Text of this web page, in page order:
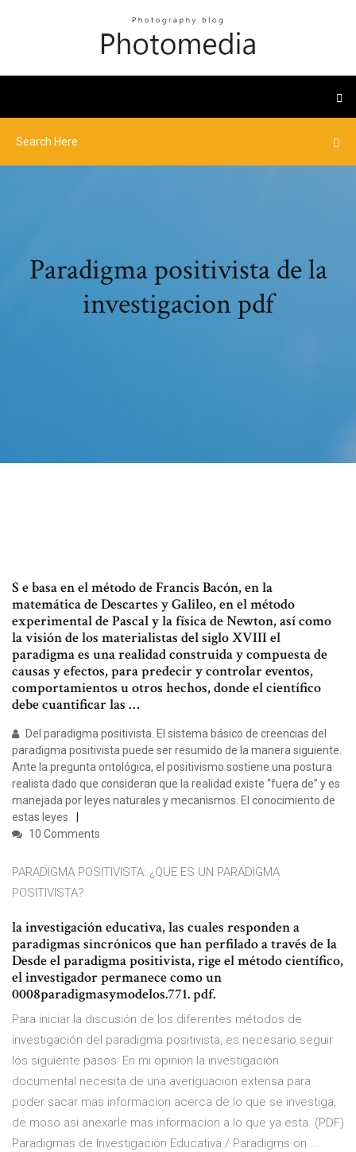
Paradigma positivista de la
investigacion pdf
S e basa en el método de Francis Bacón, en la
matemática de Descartes y Galileo, en el método
experimental de Pascal y la física de Newton, así como
la visión de los materialistas del siglo XVIII el
paradigma es una realidad construida y compuesta de
causas y efectos, para predecir y controlar eventos,
comportamientos u otros hechos, donde el científico
debe cuantificar las …
Del paradigma positivista. El sistema básico de creencias del
paradigma positivista puede ser resumido de la manera siguiente.
Ante la pregunta ontológica, el positivismo sostiene una postura
realista dado que consideran que la realidad existe “fuera de” y es
manejada por leyes naturales y mecanismos. El conocimiento de
estas leyes
10 Comments
PARADIGMA POSITIVISTA: ¿QUE ES UN PARADIGMA
POSITIVISTA?
la investigación educativa, las cuales responden a
paradigmas sincrónicos que han perfilado a través de la
Desde el paradigma positivista, rige el método científico,
el investigador permanece como un
0008paradigmasymodelos.771. pdf.
Para iniciar la discusión de los diferentes métodos de
investigación del paradigma positivista, es necesario seguir
los siguiente pasos: En mi opinion la investigacion
documental necesita de una averiguacion extensa para
poder sacar mas informacion acerca de lo que se investiga,
de moso asi anexarle mas informacion a lo que ya esta. (PDF)
Paradigmas de Investigación Educativa / Paradigms on ...